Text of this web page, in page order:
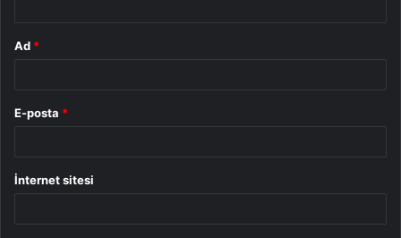
Ad *
E-posta *
İnternet sitesi